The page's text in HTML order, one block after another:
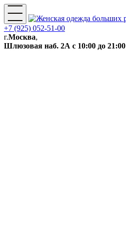
+7 (925) 052-51-00
г.Москва,
Шлюзовая наб. 2А с 10:00 до 21:00